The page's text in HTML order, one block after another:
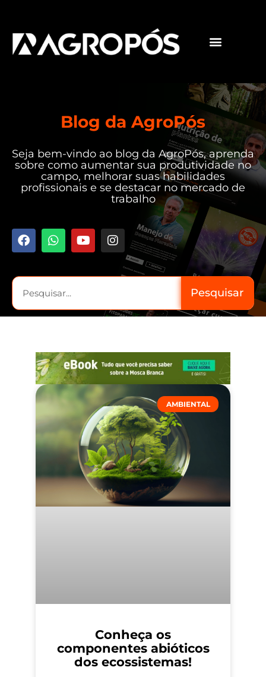
Blog da AgroPós
Seja bem-vindo ao blog da AgroPós, aprenda
sobre como aumentar sua produtividade no
campo, melhorar suas habilidades
profissionais e se destacar no mercado de
trabalho
Pesquisar
AMBIENTAL
Conheça os
componentes abióticos
dos ecossistemas!